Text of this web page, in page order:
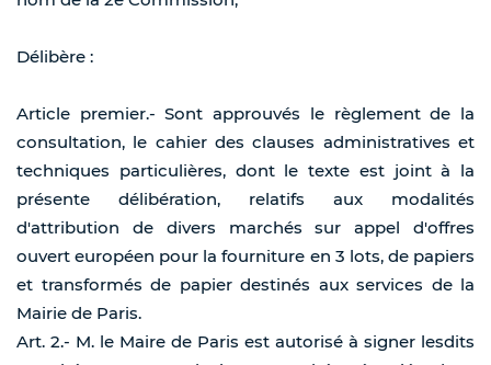
Délibère :
Article premier.- Sont approuvés le règlement de la
consultation, le cahier des clauses administratives et
techniques particulières, dont le texte est joint à la
présente délibération, relatifs aux modalités
d'attribution de divers marchés sur appel d'offres
ouvert européen pour la fourniture en 3 lots, de papiers
et transformés de papier destinés aux services de la
Mairie de Paris.
Art. 2.- M. le Maire de Paris est autorisé à signer lesdits